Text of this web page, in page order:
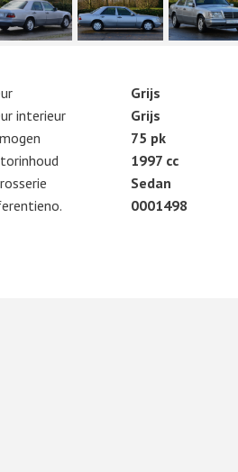
Grijs
interieur
Grijs
75 pk
1997 cc
Sedan
0001498